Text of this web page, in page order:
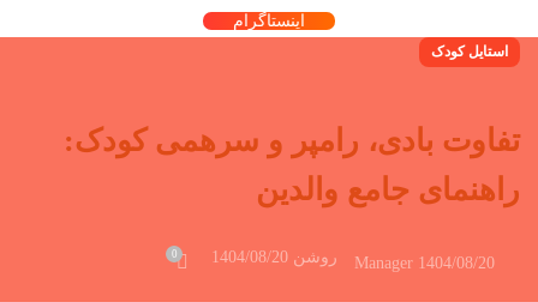
اینستاگرام
استایل کودک
تفاوت بادی، رامپر و سرهمی کودک:
راهنمای جامع والدین
1404/08/20
Manager روشن 1404/08/20 0